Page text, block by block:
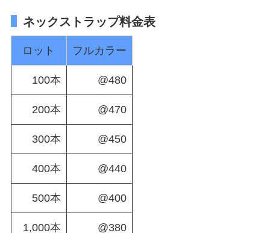
ネックストラップ料金表
ロット フルカラー
100本 @480
200本 @470
300本 @450
400本 @440
500本 @400
1,000本 @380